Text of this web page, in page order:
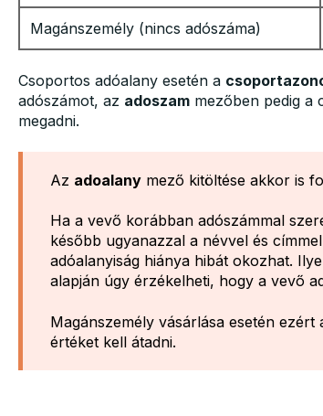
Magánszemély (nincs adószáma)
Csoportos adóalany esetén a
adószámot, az adoszammezőben pedig a
megadni.
Az adoalanymező kitöltése akkor is
Ha a vevő korábban adószámmal
később ugyanazzal a névvel és
adóalanyiság hiánya hibát okozhat.
alapján úgy érzékelheti, hogy a vevő
Magánszemély vásárlása esetén ezért
értéket kell átadni.